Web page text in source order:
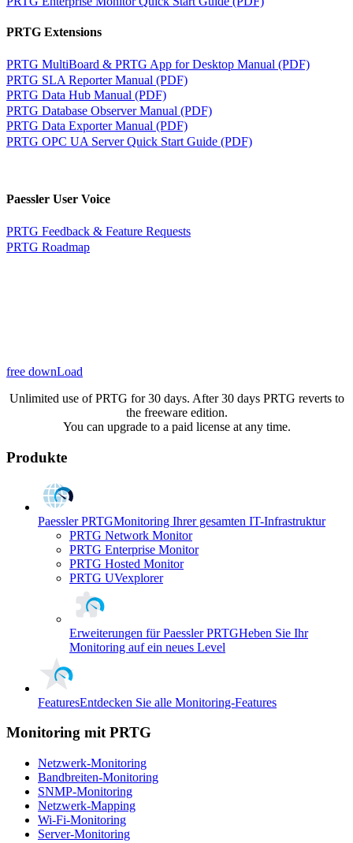
PRTG Extensions
PRTG MultiBoard & PRTG App for Desktop Manual (PDF)
PRTG SLA Reporter Manual (PDF)
PRTG Data Hub Manual (PDF)
PRTG Database Observer Manual (PDF)
PRTG Data Exporter Manual (PDF)
PRTG OPC UA Server Quick Start Guide (PDF)
Paessler User Voice
PRTG Feedback & Feature Requests
PRTG Roadmap
free downLoad
Unlimited use of PRTG for 30 days. After 30 days PRTG reverts to
the freeware edition.
You can upgrade to a paid license at any time.
Produkte
Paessler PRTGMonitoring Ihrer gesamten IT-Infrastruktur
PRTG Network Monitor
PRTG Enterprise Monitor
PRTG Hosted Monitor
PRTG UVexplorer
Erweiterungen für Paessler PRTGHeben Sie Ihr
Monitoring auf ein neues Level
FeaturesEntdecken Sie alle Monitoring-Features
Monitoring mit PRTG
Netzwerk-Monitoring
Bandbreiten-Monitoring
SNMP-Monitoring
Netzwerk-Mapping
Wi-Fi-Monitoring
Server-Monitoring